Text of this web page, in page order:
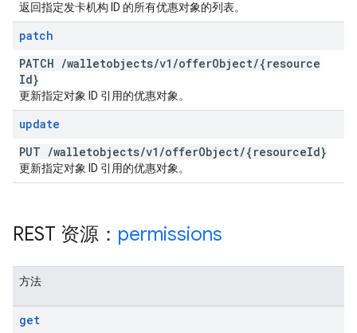
返回指定发卡机构 ID 的所有优惠对象的列表。
patch
PATCH /walletobjects/v1 /offerObject/{resource
Id}
更新指定对象 ID 引用的优惠对象。
update
PUT /walletobjects/v1 /offerObject/{resourceId}
更新指定对象 ID 引用的优惠对象。
REST 资源： permissions
方法
get